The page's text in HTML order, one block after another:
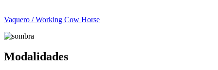
Vaquero / Working Cow Horse
Modalidades